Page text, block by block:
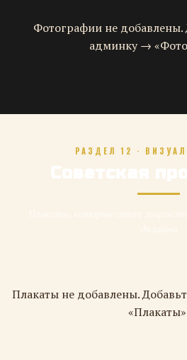
Фотографии не добавлены.
админку →
РАЗДЕЛ 12 ·
Советская
Плакаты не добавлены.